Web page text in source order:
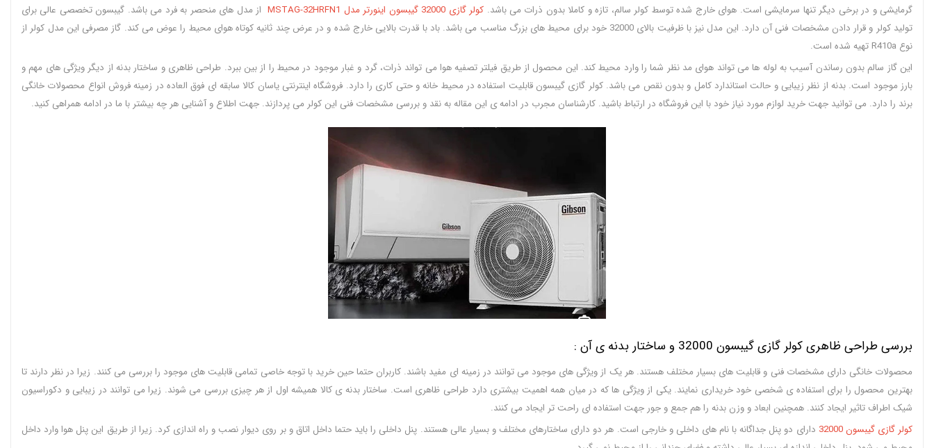
گرمایشی و در برخی دیگر تنها سرمایشی است. هوای خارج شده توسط کولر سالم، تازه و کاملا بدون ذرات می باشد. کولر گازی 32000 گیبسون اینورتر مدل MSTAG-32HRFN1
از مدل های منحصر به فرد می باشد. گیبسون تخصصی عالی برای
تولید کولر و قرار دادن مشخصات فنی آن دارد. این مدل نیز با ظرفیت بالای 32000 خود برای محیط های بزرگ مناسب می باشد. باد با قدرت بالایی خارج شده و در عرض چند ثانیه کوتاه هوای محیط را عوض می کند. گاز مصرفی این مدل کولر از
نوع R410a تهیه شده است.
این گاز سالم بدون رساندن آسیب به لوله ها می تواند هوای مد نظر شما را وارد محیط کند. این محصول از طریق فیلتر تصفیه هوا می تواند ذرات، گرد و غبار موجود در محیط را از بین ببرد. طراحی ظاهری و ساختار بدنه از دیگر ویژگی های مهم و
بارز موجود است. بدنه از نظر زیبایی و حالت استاندارد کامل و بدون نقص می باشد. کولر گازی گیبسون قابلیت استفاده در محیط خانه و حتی کاری را دارد. فروشگاه اینترنتی یاسان کالا سابقه ای فوق العاده در زمینه فروش انواع محصولات خانگی
برند را دارد. می توانید جهت خرید لوازم مورد نیاز خود با این فروشگاه در ارتباط باشید. کارشناسان مجرب در ادامه ی این مقاله به نقد و بررسی مشخصات فنی این کولر می پردازند. جهت اطلاع و آشنایی هر چه بیشتر با ما در ادامه همراهی کنید.
بررسی طراحی ظاهری کولر گازی گیبسون 32000 و ساختار بدنه ی آن :
محصولات خانگی دارای مشخصات فنی و قابلیت های بسیار مختلف هستند. هر یک از ویژگی های موجود می توانند در زمینه ای مفید باشند. کاربران حتما حین خرید با توجه خاصی تمامی قابلیت های موجود را بررسی می کنند. زیرا در نظر دارند تا
بهترین محصول را برای استفاده ی شخصی خود خریداری نمایند. یکی از ویژگی ها که در میان همه اهمیت بیشتری دارد طراحی ظاهری است. ساختار بدنه ی کالا همیشه اول از هر چیزی بررسی می شوند. زیرا می توانند در زیبایی و دکوراسیون
شیک اطراف تاثیر ایجاد کنند. همچنین ابعاد و وزن بدنه را هم جمع و جور جهت استفاده ای راحت تر ایجاد می کنند.
کولر گازی گیبسون 32000
دارای دو پنل جداگانه با نام های داخلی و خارجی است. هر دو دارای ساختارهای مختلف و بسیار عالی هستند. پنل داخلی را باید حتما داخل اتاق و بر روی دیوار نصب و راه اندازی کرد. زیرا از طریق این پنل هوا وارد داخل